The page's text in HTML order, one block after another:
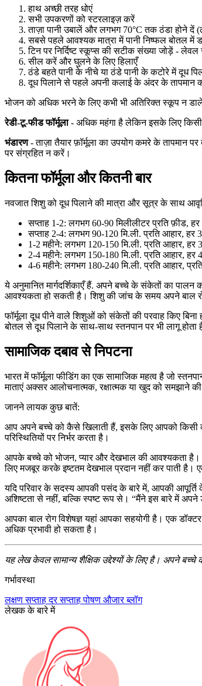
हाथ अच्छी तरह धोएं
सभी उपकरणों को स्टरलाइज़ करें
ताज़ा पानी उबालें और लगभग 70°C तक ठंडा होने
सबसे पहले आवश्यक मात्रा में पानी निष्फल बोतल में
टिन पर निर्दिष्ट स्कूप्स की सटीक संख्या जोड़ें -
सील करें और घुलने के लिए हिलाएँ
ठंडे बहते पानी के नीचे या ठंडे पानी के कटोरे में दूध
दूध पिलाने से पहले अपनी कलाई के अंदर के तापमान
भोजन को अधिक भरने के लिए कभी भी अतिरिक्त स्कूप न
रेडी-टू-फीड फॉर्मूला- अधिक महंगा है लेकिन इसके लिए किसी
भंडारण- ताज़ा तैयार फ़ॉर्मूला का उपयोग कमरे के तापमान
पर संग्रहित न करें।
कितना फॉर्मूला और कितनी बार
नवजात शिशु को दूध पिलाने की मात्रा और सूत्र के साथ
सप्ताह 1-2: लगभग 60-90 मिलीलीटर प्रति फ़ीड,
सप्ताह 2-4: लगभग 90-120 मि.ली. प्रति आहार, हर
1-2 महीने: लगभग 120-150 मि.ली. प्रति आहार, हर
2-4 महीने: लगभग 150-180 मि.ली. प्रति आहार, हर
4-6 महीने: लगभग 180-240 मि.ली. प्रति आहार,
ये अनुमानित मार्गदर्शिकाएँ हैं. अपने बच्चे के संकेतों का
आवश्यकता हो सकती है। शिशु की जांच के समय अपने बाल
फॉर्मूला दूध पीने वाले शिशुओं को संकेतों की परवाह किए
बोतल से दूध पिलाने के साथ-साथ स्तनपान पर भी लागू होता
सामाजिक दबाव से निपटना
भारत में फॉर्मूला फीडिंग का एक सामाजिक महत्व है जो
माताएं अक्सर आलोचनात्मक, रक्षात्मक या खुद को समझाने
जानने लायक कुछ बातें:
आप अपने बच्चे को कैसे खिलाती हैं, इसके लिए आपको किसी
परिस्थितियों पर निर्भर करता है।
आपके बच्चे को भोजन, प्यार और देखभाल की आवश्यकता है।
लिए मजबूर करके इष्टतम देखभाल प्रदान नहीं कर पाती है।
यदि परिवार के सदस्य आपकी पसंद के बारे में, आपकी आपूर्ति
अशिष्टता से नहीं, बल्कि स्पष्ट रूप से। “मैंने इस बारे में
आपका बाल रोग विशेषज्ञ यहां आपका सहयोगी है। एक
अधिक प्रभावी हो सकता है।
यह लेख केवल सामान्य शैक्षिक उद्देश्यों के लिए है। अपने बच्चे
गर्भावस्था
लक्षणसप्ताह दर सप्ताहपोषण औजारब्लॉग
लेखक के बारे में